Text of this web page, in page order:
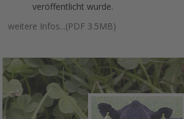
veröffentlicht wurde.
weitere Infos...(PDF 3.5MB)